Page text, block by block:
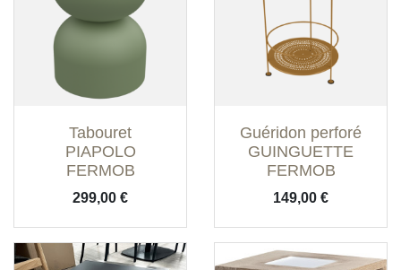
Tabouret
PIAPOLO
FERMOB
Prix
299,00 €
Guéridon perforé
GUINGUETTE
FERMOB
Prix
149,00 €